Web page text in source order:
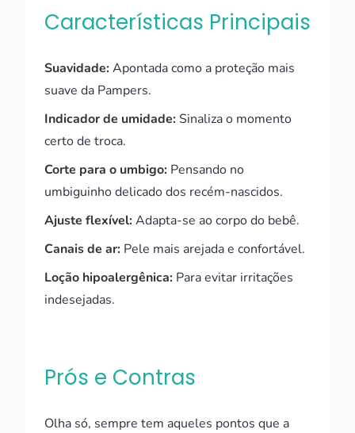
Características Principais
Suavidade:Apontada como a proteção mais
suave da Pampers.
Indicador de umidade:Sinaliza o momento
certo de troca.
Corte para o umbigo: Pensando no
umbiguinho delicado dos recém-nascidos.
Ajuste flexível:Adapta-se ao corpo do bebê.
Canais de ar: Pele mais arejada e confortável.
Loção hipoalergênica: Para evitar irritações
indesejadas.
Prós e Contras
Olha só, sempre tem aqueles pontos que a